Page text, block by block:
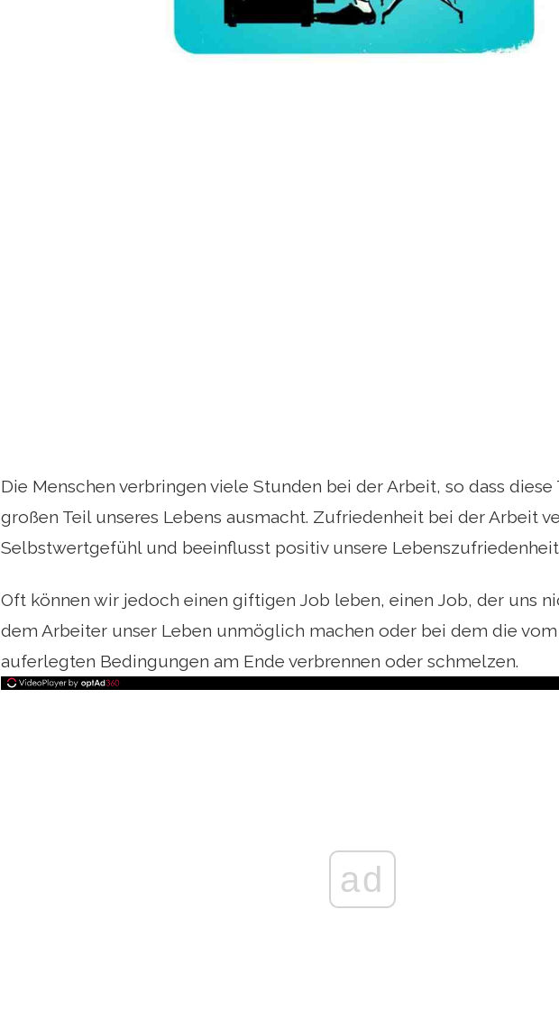
Die Menschen verbringen viele Stunden bei der Arbeit, so dass diese
großen Teil unseres Lebens ausmacht. Zufriedenheit bei der Arbeit
Selbstwertgefühl und beeinflusst positiv unsere
Oft können wir jedoch einen giftigen Job leben, einen Job, der uns
dem Arbeiter unser Leben unmöglich machen oder bei dem die
auferlegten Bedingungen am Ende verbrennen oder schmelzen.
ad